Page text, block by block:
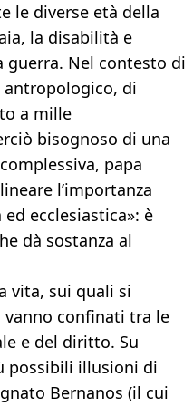
le diverse età della
la disabilità e
guerra. Nel contesto di
di
a mille
bisognoso di una
papa
l’importanza
ecclesiastica»: è
dà sostanza al
vita, sui quali si
confinati tra le
e del diritto. Su
possibili illusioni di
Bernanos (il cui